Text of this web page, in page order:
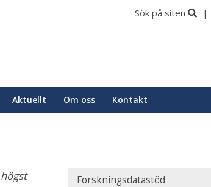
Sök på siten
Aktuellt Om oss Kontakt
Huvudmeny
Forskningsdatastöd